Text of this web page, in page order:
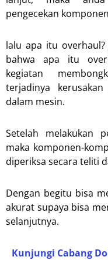
pengecekan
lalu apa itu
bahwa apa itu
kegiatan
terjadinya
dalam mesin.
Setelah melakukan
maka komponen-
diperiksa secara teliti
Dengan begitu bisa
akurat supaya bisa
selanjutnya.
Kunjungi Cabang